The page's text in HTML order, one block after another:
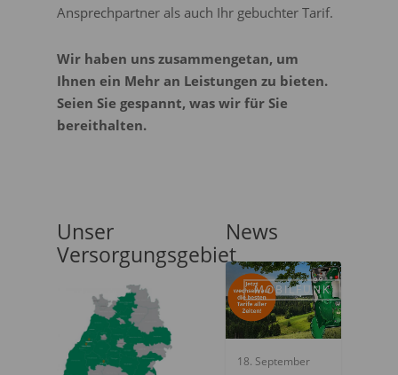
Ansprechpartner als auch Ihr gebuchter Tarif.
Wir haben uns zusammengetan, um
Ihnen ein Mehr an Leistungen zu bieten.
Seien Sie gespannt, was wir für Sie
bereithalten.
Unser
Versorgungsgebiet
News
MOBILFUNK
18. September